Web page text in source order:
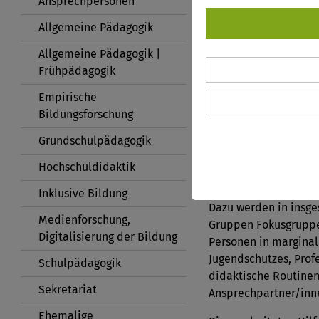
Allgemeine Pädagogik
Allgemeine Pädagogik |
Frühpädagogik
Empirische
Bildungsforschung
Grundschulpädagogik
Hochschuldidaktik
Inklusive Bildung
Medienforschung,
Digitalisierung der Bildung
Schulpädagogik
Sekretariat
Ehemalige
Finanzierung: EU-
Fördersumme: ca.
Projektbeschreibung:
Ziel des
Akteur/innen im
ist es, auf der
eruieren, um
Dazu werden in
Gruppen
Personen in
Jugendschutzes,
didaktische
Ansprechpartner/